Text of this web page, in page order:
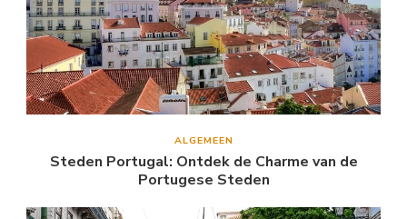
ALGEMEEN
Steden Portugal: Ontdek de Charme van de
Portugese Steden